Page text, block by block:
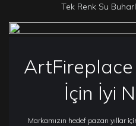
Tek Renk Su
ArtFireplace
İçin İyi
Markamızın hedef pazarı yıllar